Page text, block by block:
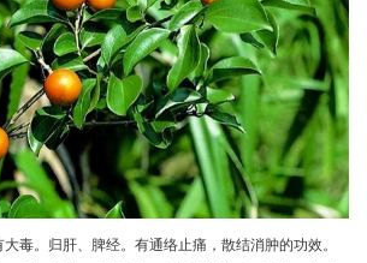
毒。归肝、脾经。有通络止痛，散结消肿的功效。